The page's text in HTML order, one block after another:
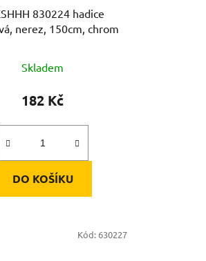
830224 hadice
nerez, 150cm, chrom
Skladem
182 Kč
DO KOŠÍKU
Kód: 630227